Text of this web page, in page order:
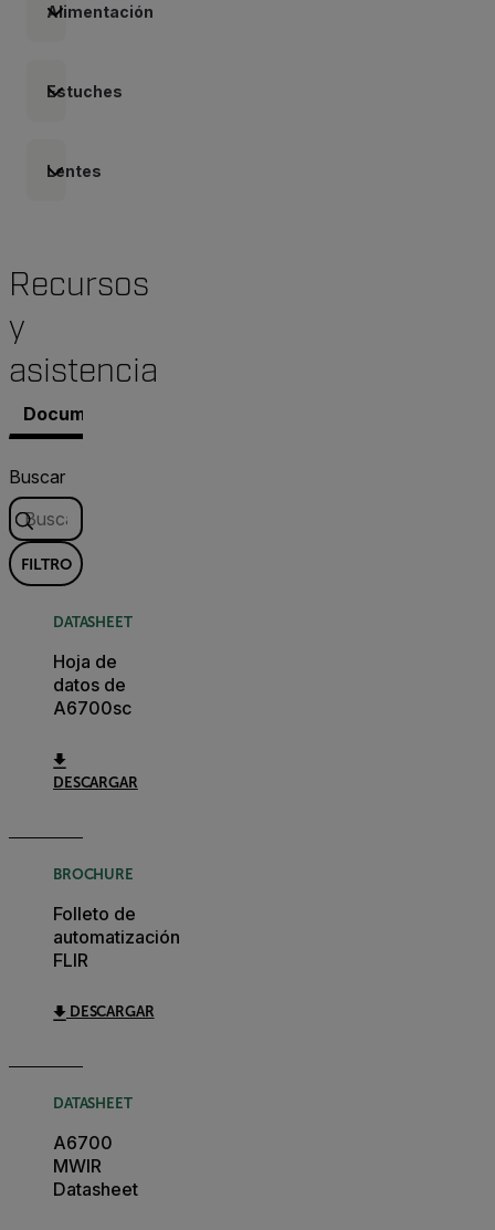
Alimentación
Estuches
Lentes
Recursos
y
asistencia
Documentos
Buscar
FILTRO
DATASHEET
Hoja de
datos de
A6700sc
DESCARGAR
BROCHURE
Folleto de
automatización
FLIR
DESCARGAR
DATASHEET
A6700
MWIR
Datasheet